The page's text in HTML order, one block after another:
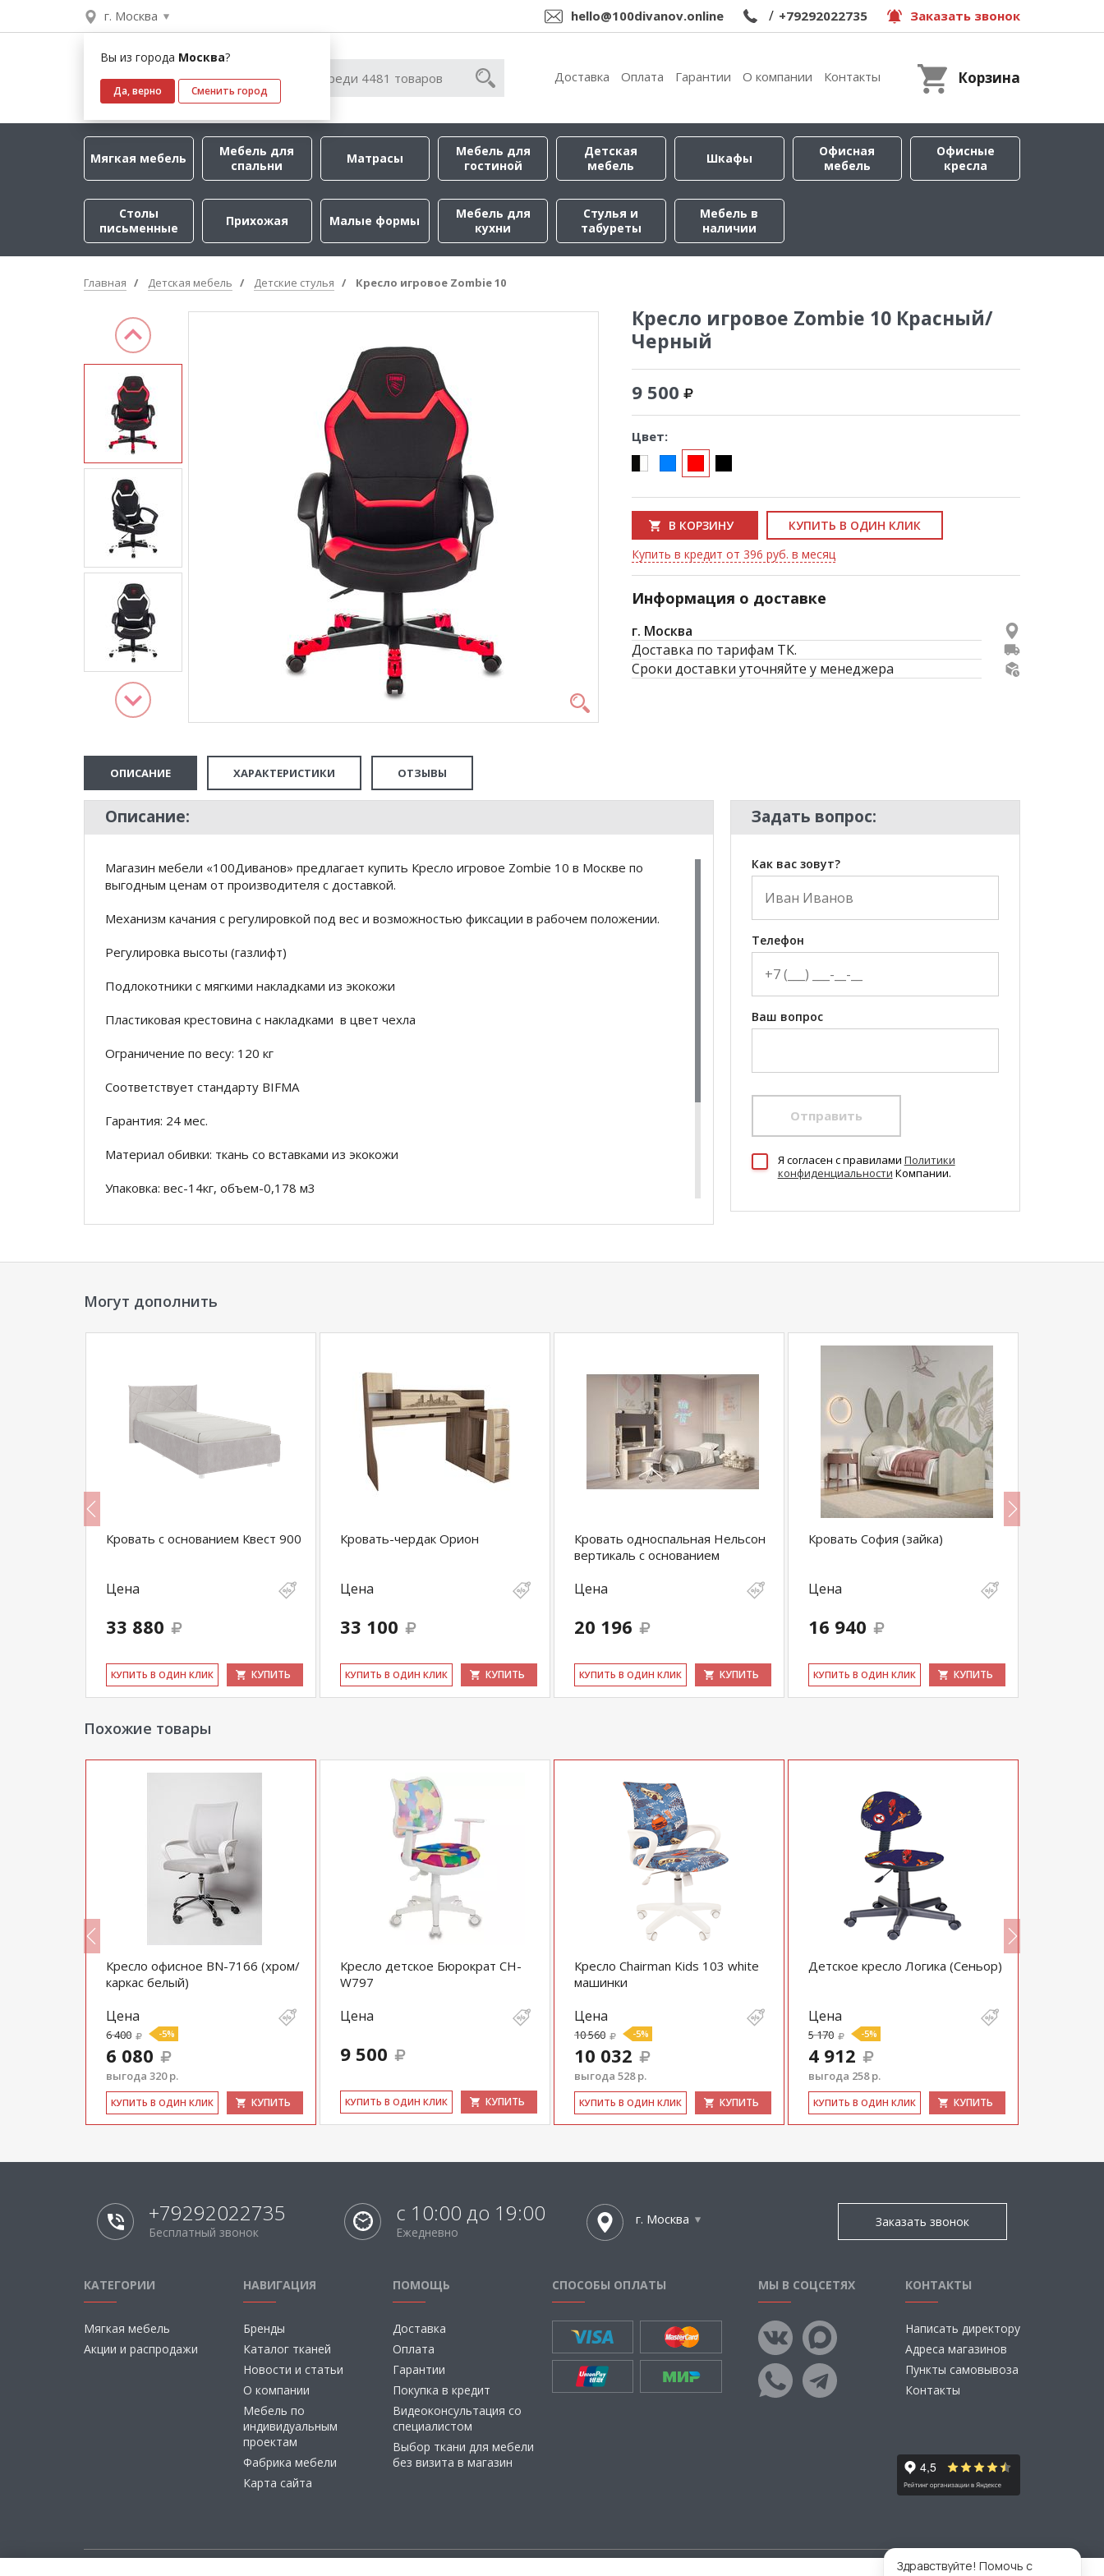
г. Москва
Вы из города Москва?
Да, верно Сменить город
hello@100divanov.online / +79292022735 Заказать звонок
Доставка Оплата Гарантии О компании Контакты Корзина
Мягкая мебель
Мебель для
спальни
Матрасы
Мебель для
гостиной
Детская
мебель
Шкафы
Офисная
мебель
Офисные
кресла
Столы
письменные
Прихожая Малые формы
Мебель для
кухни
Стулья и
табуреты
Мебель в
наличии
Главная Детская мебель Детские стулья Кресло игровое Zombie 10
Кресло игровое Zombie 10 Красный/
Черный
9 500
Цвет:
В КОРЗИНУ
КУПИТЬ В ОДИН КЛИК
Купить в кредит от 396 руб. в месяц
Информация о доставке
г. Москва
Доставка по тарифам ТК.
Сроки доставки уточняйте у менеджера
ОПИСАНИЕ ХАРАКТЕРИСТИКИ ОТЗЫВЫ
Описание:
Магазин мебели «100Диванов» предлагает купить Кресло игровое Zombie 10 в Москве по
выгодным ценам от производителя с доставкой.
Механизм качания с регулировкой под вес и возможностью фиксации в рабочем положении.
Регулировка высоты (газлифт)
Подлокотники с мягкими накладками из экокожи
Пластиковая крестовина с накладками в цвет чехла
Ограничение по весу: 120 кг
Соответствует стандарту BIFMA
Гарантия: 24 мес.
Материал обивки: ткань со вставками из экокожи
Упаковка: вес-14кг, объем-0,178 м3
магазина и могут отличаться от цен в розничных магазинах-салонах сети!
Задать вопрос:
Как вас зовут?
Телефон
Ваш вопрос
Отправить
Я согласен c правилами Политики
конфиденциальности Компании.
Могут дополнить
Кровать с основанием Квест 900
Цена
33 880
КУ­ПИТЬ В ОДИН КЛИК КУПИТЬ
Кровать-чердак Орион
Цена
33 100
КУ­ПИТЬ В ОДИН КЛИК КУПИТЬ
Кровать односпальная Нельсон
вертикаль с основанием
Цена
20 196
КУ­ПИТЬ В ОДИН КЛИК КУПИТЬ
Кровать София (зайка)
Цена
16 940
КУ­ПИТЬ В ОДИН КЛИК КУПИТЬ
Похожие товары
Кресло офисное BN-7166 (хром/
каркас белый)
Цена
6 400 -5%
6 080
выгода 320 р.
КУ­ПИТЬ В ОДИН КЛИК КУПИТЬ
Кресло детское Бюрократ CH-
W797
Цена
9 500
КУ­ПИТЬ В ОДИН КЛИК КУПИТЬ
Кресло Chairman Kids 103 white
машинки
Цена
10 560 -5%
10 032
выгода 528 р.
КУ­ПИТЬ В ОДИН КЛИК КУПИТЬ
Детское кресло Логика (Сеньор)
Цена
5 170 -5%
4 912
выгода 258 р.
КУ­ПИТЬ В ОДИН КЛИК КУПИТЬ
+79292022735
Бесплатный звонок
с 10:00 до 19:00
Ежедневно
г. Москва Заказать звонок
КАТЕГОРИИ
Мягкая мебель
Акции и распродажи
НАВИГАЦИЯ
Бренды
Каталог тканей
Новости и статьи
О компании
Мебель по
индивидуальным
проектам
Фабрика мебели
Карта сайта
ПОМОЩЬ
Доставка
Оплата
Гарантии
Покупка в кредит
Видеоконсультация со
специалистом
Выбор ткани для мебели
без визита в магазин
СПОСОБЫ ОПЛАТЫ МЫ В СОЦСЕТЯХ КОНТАКТЫ
Написать директору
Адреса магазинов
Пункты самовывоза
Контакты
Здравствуйте! Помочь с